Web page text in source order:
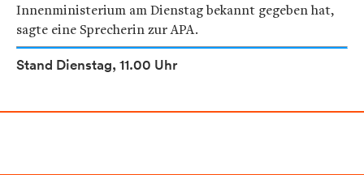
Innenministerium am Dienstag bekannt gegeben hat,
sagte eine Sprecherin zur APA.
Stand Dienstag, 11.00 Uhr